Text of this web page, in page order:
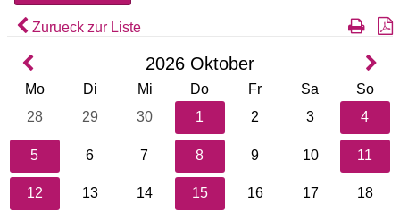
Zurueck zur Liste
2026 Oktober
Mo Di Mi Do Fr Sa
So
28
29 30 1 2 3 4
5 6 7 8 9 10 11
12 13 14 15 16 17 18